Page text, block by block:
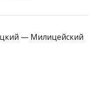
— Милицейский